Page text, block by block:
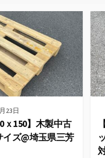
23日
ｘ150】木製中古
ズ@埼玉県三芳